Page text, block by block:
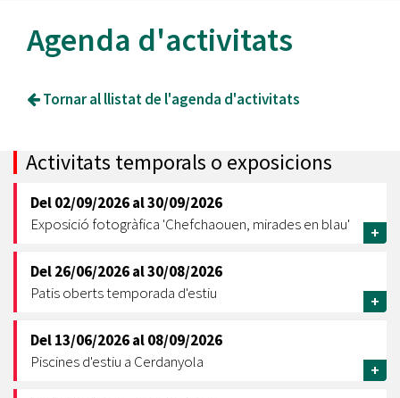
Agenda d'activitats
Tornar al llistat de l'agenda d'activitats
Activitats temporals o exposicions
Del02/09/2026al30/09/2026
Exposició fotogràfica 'Chefchaouen, mirades en blau'
+
Del26/06/2026al30/08/2026
Patis oberts temporada d'estiu
+
Del13/06/2026al08/09/2026
Piscines d'estiu a Cerdanyola
+